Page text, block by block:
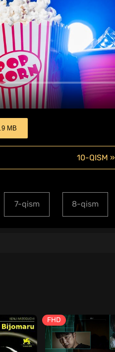
| 1920x1080 | 1826.9 MB
10-QISM »
7-qism 8-qism
FHD